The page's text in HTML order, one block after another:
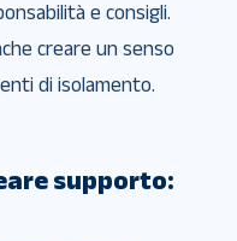
e consigli.
creare un senso
di isolamento.
supporto: